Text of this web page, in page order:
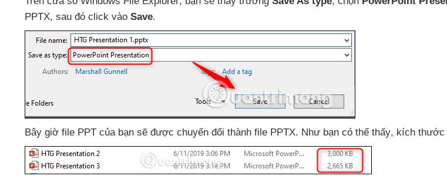
PPTX, sau đó click vào Save.
Bây giờ file PPT của bạn sẽ được chuyển đổi thành file PPTX. Như bạn có thể thấy, kích thước